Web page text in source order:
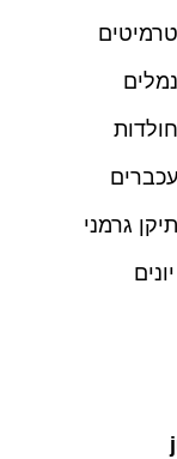
גרמני